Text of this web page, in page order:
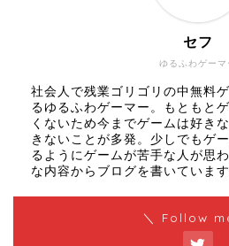
ゆるふわゲーマ
セフ
社会人で残業ゴリゴリの中無料
るゆるふわゲーマー。もともと
くないため今までゲームは好き
きないことが多発。少しでもゲ
るようにゲームが苦手な人が思
な内容からブログを書いています
＼ Follow